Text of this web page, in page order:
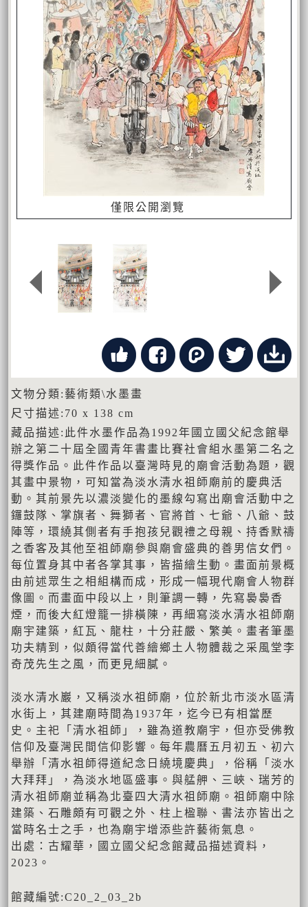
僅限公開瀏覽
文物分類:藝術類\水墨畫
尺寸描述:70 x 138 cm
藏品描述:此件水墨作品為1992年國立國父紀念館舉
辦之第二十屆全國青年書畫比賽社會組水墨第二名之
得獎作品。此件作品以臺灣時見的廟會活動為題，觀
其畫中景物，可知當為淡水清水祖師廟前的慶典活
動。其前景先以濃淡變化的墨線勾寫出廟會活動中之
鑼鼓隊、掌旗者、舞獅者、官將首、七爺、八爺、鼓
陣等，環繞其側者有手抱孩兒觀禮之母親、持香默禱
之香客及其他至祖師廟參與廟會盛典的善男信女們。
每位置身其中者各掌其事，皆描繪生動。畫面前景概
由前述眾生之相組構而成，形成一幅現代廟會人物群
像圖。而畫面中段以上，則筆調一轉，先寫裊裊香
煙，而後大紅燈籠一排橫陳，再細寫淡水清水祖師廟
廟宇建築，紅瓦、龍柱，十分莊嚴、繁美。畫者筆墨
功夫精到，似頗得當代善繪鄉土人物體裁之采風堂李
奇茂先生之風，而更見細膩。
淡水清水巖，又稱淡水祖師廟，位於新北市淡水區清
水街上，其建廟時間為1937年，迄今已有相當歷
史。主祀「清水祖師」，雖為道教廟宇，但亦受佛教
信仰及臺灣民間信仰影響。每年農曆五月初五、初六
舉辦「清水祖師得道紀念日繞境慶典」，俗稱「淡水
大拜拜」，為淡水地區盛事。與艋舺、三峽、瑞芳的
清水祖師廟並稱為北臺四大清水祖師廟。祖師廟中除
建築、石雕頗有可觀之外、柱上楹聯、書法亦皆出之
當時名士之手，也為廟宇增添些許藝術氣息。
出處：古耀華，國立國父紀念館藏品描述資料，
2023。
館藏編號:C20_2_03_2b